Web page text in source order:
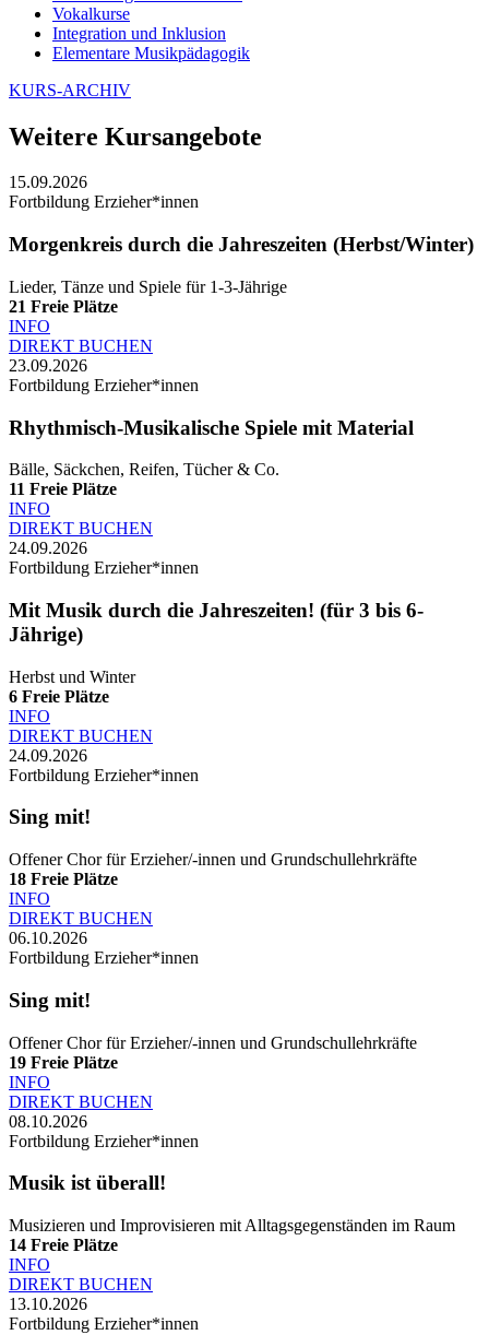
Vokalkurse
Integration und Inklusion
Elementare Musikpädagogik
KURS-ARCHIV
Weitere Kursangebote
15.09.2026
Fortbildung Erzieher*innen
Morgenkreis durch die Jahreszeiten (Herbst/Winter)
Lieder, Tänze und Spiele für 1-3-Jährige
21 Freie Plätze
INFO
DIREKT BUCHEN
23.09.2026
Fortbildung Erzieher*innen
Rhythmisch-Musikalische Spiele mit Material
Bälle, Säckchen, Reifen, Tücher & Co.
11 Freie Plätze
INFO
DIREKT BUCHEN
24.09.2026
Fortbildung Erzieher*innen
Mit Musik durch die Jahreszeiten! (für 3 bis 6-
Jährige)
Herbst und Winter
6 Freie Plätze
INFO
DIREKT BUCHEN
24.09.2026
Fortbildung Erzieher*innen
Sing mit!
Offener Chor für Erzieher/-innen und Grundschullehrkräfte
18 Freie Plätze
INFO
DIREKT BUCHEN
06.10.2026
Fortbildung Erzieher*innen
Sing mit!
Offener Chor für Erzieher/-innen und Grundschullehrkräfte
19 Freie Plätze
INFO
DIREKT BUCHEN
08.10.2026
Fortbildung Erzieher*innen
Musik ist überall!
Musizieren und Improvisieren mit Alltagsgegenständen im Raum
14 Freie Plätze
INFO
DIREKT BUCHEN
13.10.2026
Fortbildung Erzieher*innen